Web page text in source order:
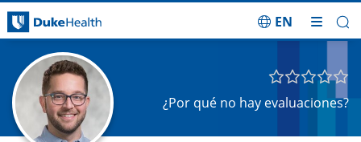
EN
¿Por qué no hay evaluaciones?